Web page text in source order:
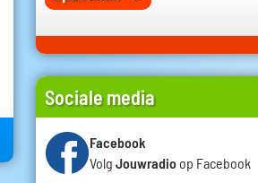
Sociale media
Facebook
Volg Jouwradio op Facebook